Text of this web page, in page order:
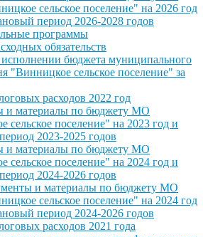
сельское поселение" на 2026 год
период 2026-2028 годов
программы
обязательств
бюджета муниципального
"Винницкое сельское поселение" за
расходов 2022 год
и материалы по бюджету МО
сельское поселение" на 2023 год и
2023-2025 годов
и материалы по бюджету МО
сельское поселение" на 2024 год и
2024-2026 годов
и материалы по бюджету МО
сельское поселение" на 2024 год
период 2024-2026 годов
расходов 2021 года